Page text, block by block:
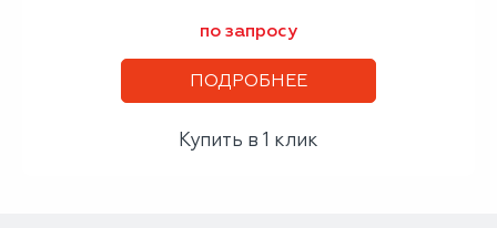
по запросу
ПОДРОБНЕЕ
Купить в 1 клик